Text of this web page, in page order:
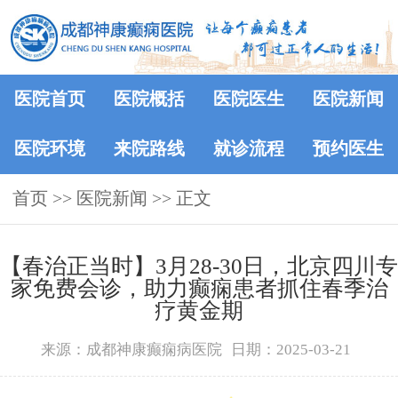
医院首页 医院概括 医院医生 医院新闻
医院环境 来院路线 就诊流程 预约医生
首页 >> 医院新闻 >> 正文
【春治正当时】‌3月28-30日，北京四川专
家免费会诊，助力癫痫患者抓住春季治
疗黄金期
来源：成都神康癫痫病医院 日期：2025-03-21